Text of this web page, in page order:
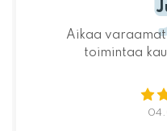
Aikaa
toimintaa